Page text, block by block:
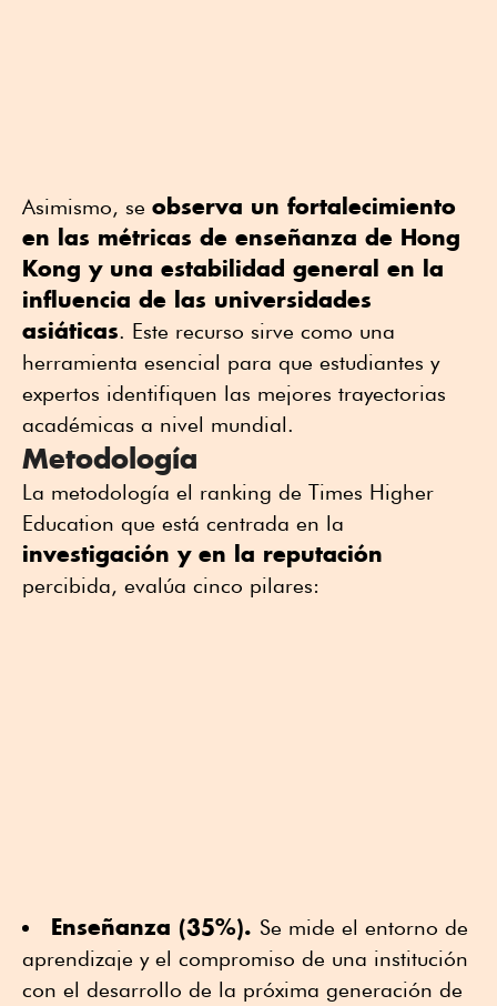
Asimismo, se observa un fortalecimiento
en las métricas de enseñanza de Hong
Kong y una estabilidad general en la
influencia de las universidades
asiáticas. Este recurso sirve como una
herramienta esencial para que estudiantes y
expertos identifiquen las mejores trayectorias
académicas a nivel mundial.
Metodología
La metodología el ranking de Times Higher
Education que está centrada en la
investigación y en la reputación
percibida, evalúa cinco pilares:
Enseñanza (35%). Se mide el entorno de
aprendizaje y el compromiso de una institución
con el desarrollo de la próxima generación de